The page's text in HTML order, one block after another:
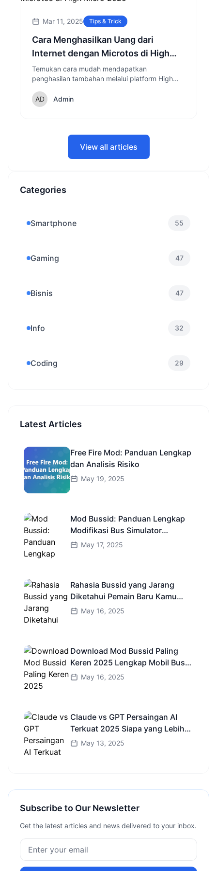
Mar 11, 2025 Tips & Trick
Cara Menghasilkan Uang dari
Internet dengan Microtos di High
Micro 2025
Temukan cara mudah mendapatkan
penghasilan tambahan melalui platform High
sederhana tanpa memerlukan skill khusus,
cocok untuk uang jajan tambahan.
Admin
View all articles
Categories
Smartphone 55
Gaming 47
Bisnis 47
Info 32
Coding 29
Latest Articles
Free Fire Mod: Panduan Lengkap
dan Analisis Risiko
May 19, 2025
Mod Bussid: Panduan Lengkap
Modifikasi Bus Simulator
Indonesia
May 17, 2025
Rahasia Bussid yang Jarang
Diketahui Pemain Baru Kamu
Wajib Coba!
May 16, 2025
Download Mod Bussid Paling
Keren 2025 Lengkap Mobil Bus
dan Truk HD
May 16, 2025
Claude vs GPT Persaingan AI
Terkuat 2025 Siapa yang Lebih
Cerdas?
May 13, 2025
Subscribe to Our Newsletter
Get the latest articles and news delivered to your inbox.